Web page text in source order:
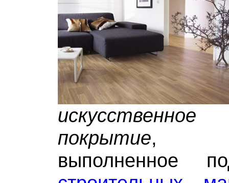
покрытие,
выполненное